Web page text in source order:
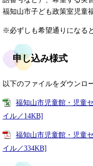
福知山市子ども政策室児童
※必ずしも希望通りになる
申し込み様式
以下のファイルをダウンロ
福知山市児童館・児童
イル／14KB]
福知山市児童館・児童
イル／334KB]